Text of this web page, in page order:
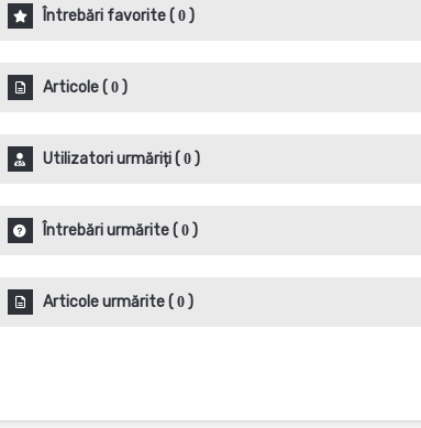
Întrebări favorite( 0)
Articole( 0)
Utilizatori urmăriți( 0)
Întrebări urmărite( 0)
Articole urmărite( 0)